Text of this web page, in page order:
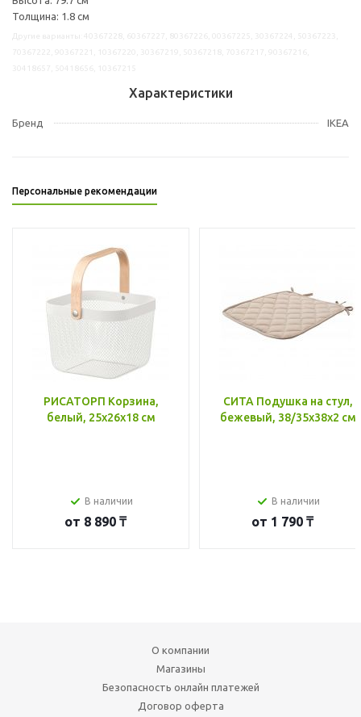
Толщина: 1.8 см
Характеристики
Бренд IKEA
Персональные рекомендации
РИСАТОРП Корзина,
белый, 25x26x18 см
В наличии
от 8 890 ₸
СИТА Подушка на стул,
бежевый, 38/35x38x2 см
В наличии
от 1 790 ₸
О компании
Магазины
Безопасность онлайн платежей
Договор оферта